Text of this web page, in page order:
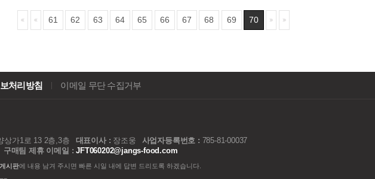
61 62 63 64 65 66 67 68 69 70
처리방침 이메일 무단 수집거부
상가1로 13 2층,3층 대표이사 : 장조웅 사업자등록번호 : 785-81-00037
구매팀 제휴 이메일 :JFT060202@jangs-food.com
시판에 내용 남겨 주시면 빠른 시일 내에 답변 드리도록 하겠습니다.